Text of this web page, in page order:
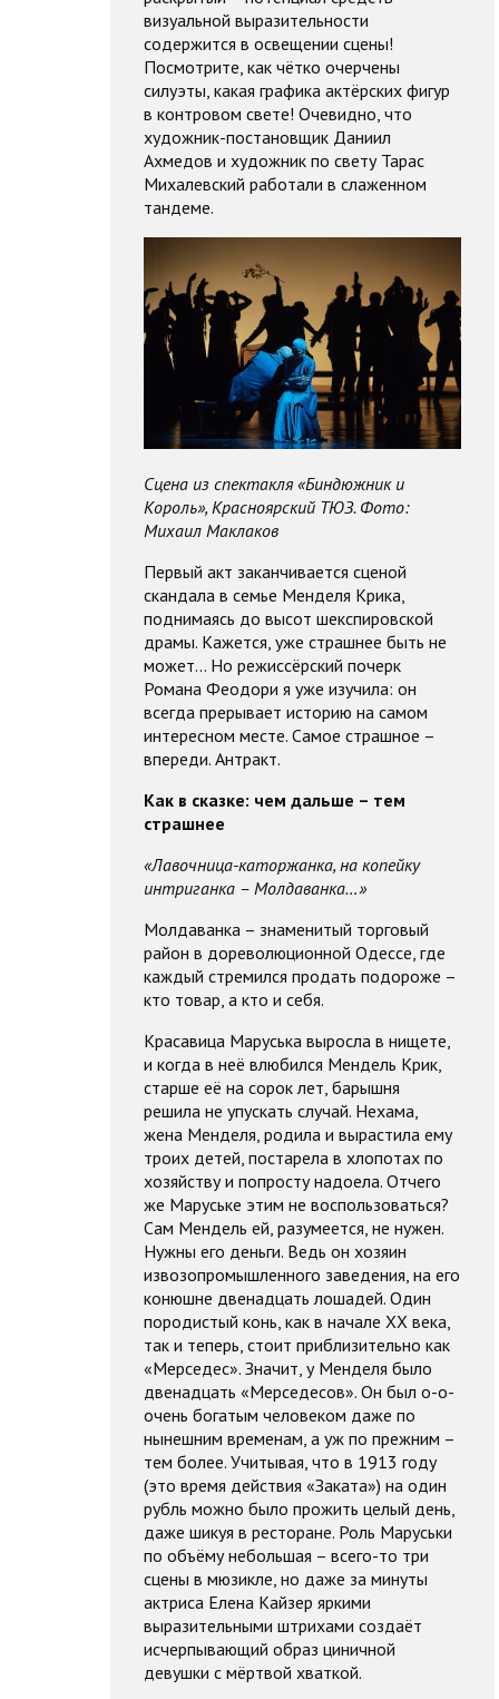
визуальной выразительности
содержится в освещении сцены!
Посмотрите, как чётко очерчены
силуэты, какая графика актёрских фигур
в контровом свете! Очевидно, что
художник-постановщик Даниил
Ахмедов и художник по свету Тарас
Михалевский работали в слаженном
тандеме.
Сцена из спектакля «Биндюжник и
Король», Красноярский ТЮЗ. Фото:
Михаил Маклаков
Первый акт заканчивается сценой
скандала в семье Менделя Крика,
поднимаясь до высот шекспировской
драмы. Кажется, уже страшнее быть не
может… Но режиссёрский почерк
Романа Феодори я уже изучила: он
всегда прерывает историю на самом
интересном месте. Самое страшное –
впереди. Антракт.
Как в сказке: чем дальше – тем
страшнее
«Лавочница-каторжанка, на копейку
интриганка – Молдаванка…»
Молдаванка – знаменитый торговый
район в дореволюционной Одессе, где
каждый стремился продать подороже –
кто товар, а кто и себя.
Красавица Маруська выросла в нищете,
и когда в неё влюбился Мендель Крик,
старше её на сорок лет, барышня
решила не упускать случай. Нехама,
жена Менделя, родила и вырастила ему
троих детей, постарела в хлопотах по
хозяйству и попросту надоела. Отчего
же Маруське этим не воспользоваться?
Сам Мендель ей, разумеется, не нужен.
Нужны его деньги. Ведь он хозяин
извозопромышленного заведения, на его
конюшне двенадцать лошадей. Один
породистый конь, как в начале XX века,
так и теперь, стоит приблизительно как
«Мерседес». Значит, у Менделя было
двенадцать «Мерседесов». Он был о-о-
очень богатым человеком даже по
нынешним временам, а уж по прежним –
тем более. Учитывая, что в 1913 году
(это время действия «Заката») на один
рубль можно было прожить целый день,
даже шикуя в ресторане. Роль Маруськи
по объёму небольшая – всего-то три
сцены в мюзикле, но даже за минуты
актриса Елена Кайзер яркими
выразительными штрихами создаёт
исчерпывающий образ циничной
девушки с мёртвой хваткой.